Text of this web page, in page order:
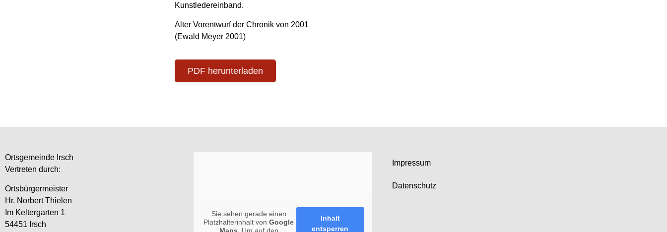
Kunstledereinband.
Alter Vorentwurf der Chronik von 2001
(Ewald Meyer 2001)
PDF herunterladen
Ortsgemeinde Irsch
Vertreten durch:
Ortsbürgermeister
Hr. Norbert Thielen
Im Keltergarten 1
54451 Irsch
Sie sehen gerade einen
Platzhalterinhalt vonGoogle
Maps . Um auf den
Inhalt
entsperren
Impressum
Datenschutz